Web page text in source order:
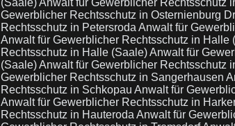
(Saale)Anwalt für Gewerblicher Rechtsschutz
Gewerblicher Rechtsschutz in Osternienburg
Rechtsschutz in Petersroda Anwalt für
Anwalt für Gewerblicher Rechtsschutz in Halle
Rechtsschutz in Halle (Saale)Anwalt für
(Saale)Anwalt für Gewerblicher Rechtsschutz
Gewerblicher Rechtsschutz in Sangerhausen
Rechtsschutz in Schkopau Anwalt für
Anwalt für Gewerblicher Rechtsschutz in
Rechtsschutz in Hauteroda Anwalt für